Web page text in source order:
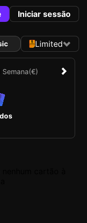
Iniciar sessão
Limited
Semana(€)